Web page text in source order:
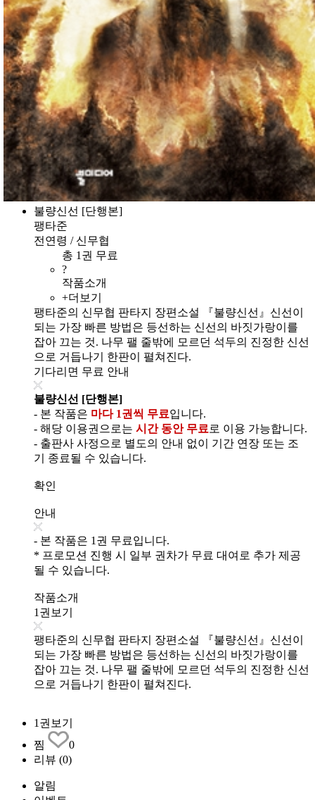
불량신선 [단행본]
팽타준
전연령 / 신무협
총 1권 무료
?
작품소개
+더보기
팽타준의 신무협 판타지 장편소설 『불량신선』신선이
되는 가장 빠른 방법은 등선하는 신선의 바짓가랑이를
잡아 끄는 것. 나무 팰 줄밖에 모르던 석두의 진정한 신선
으로 거듭나기 한판이 펼쳐진다.
기다리면 무료 안내
불량신선 [단행본]
- 본 작품은 마다 1권씩 무료입니다.
- 해당 이용권으로는 시간 동안 무료 로 이용 가능합니다.
- 출판사 사정으로 별도의 안내 없이 기간 연장 또는 조
기 종료될 수 있습니다.
확인
안내
- 본 작품은 1권 무료입니다.
* 프로모션 진행 시 일부 권차가 무료 대여로 추가 제공
될 수 있습니다.
작품소개
1권보기
팽타준의 신무협 판타지 장편소설 『불량신선』신선이
되는 가장 빠른 방법은 등선하는 신선의 바짓가랑이를
잡아 끄는 것. 나무 팰 줄밖에 모르던 석두의 진정한 신선
으로 거듭나기 한판이 펼쳐진다.
1권보기
찜
0
리뷰 (0)
알림